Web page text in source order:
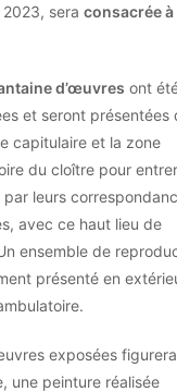
sera consacrée à
d’œuvres ont
et seront présentées
capitulaire et la zone
du cloître pour
par leurs
avec ce haut lieu de
ensemble de
présenté en
exposées
une peinture réalisée